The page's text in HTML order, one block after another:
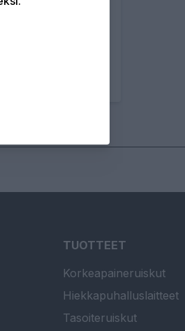
TUOTTEET
Korkeapaineruiskut
Hiekkapuhalluslaitteet
Tasoiteruiskut